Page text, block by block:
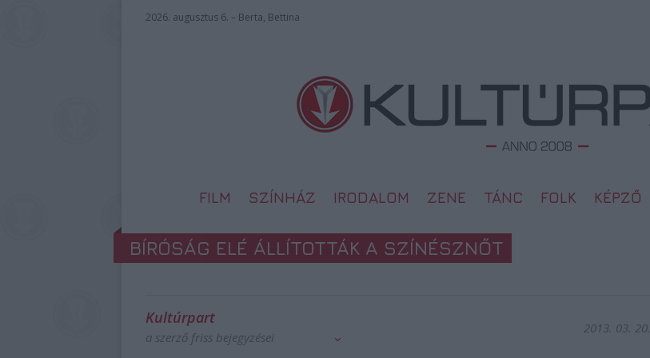
2026. augusztus 6. – Berta, Bettina
FILM SZÍNHÁZ IRODALOM ZENE TÁNC FOLK KÉPZŐ
BÍRÓSÁG ELÉ ÁLLÍTOTTÁK A SZÍNÉSZNŐT
Kultúrpart
a szerző friss bejegyzései
2013. 03. 20.